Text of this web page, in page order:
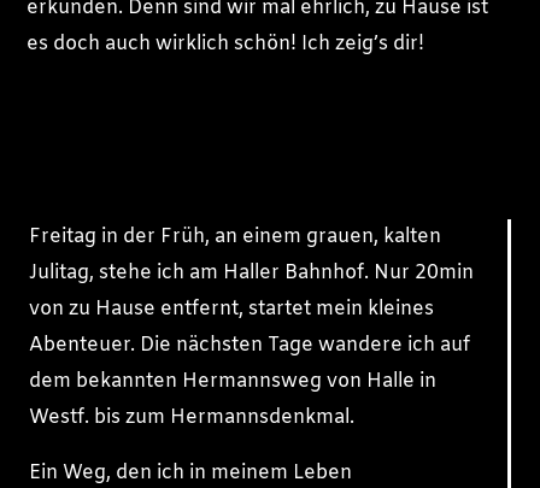
erkunden. Denn sind wir mal ehrlich, zu Hause ist
es doch auch wirklich schön! Ich zeig’s dir!
Freitag in der Früh, an einem grauen, kalten
Julitag, stehe ich am Haller Bahnhof. Nur 20min
von zu Hause entfernt, startet mein kleines
Abenteuer. Die nächsten Tage wandere ich auf
dem bekannten Hermannsweg von Halle in
Westf. bis zum Hermannsdenkmal.
Ein Weg, den ich in meinem Leben